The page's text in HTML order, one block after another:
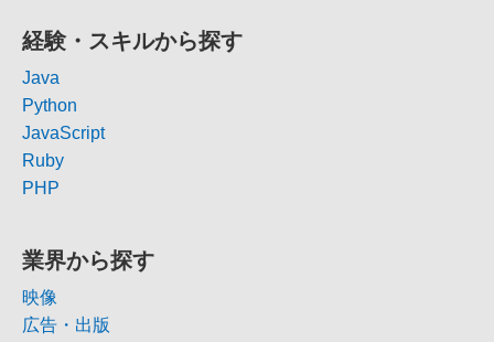
経験・スキルから探す
Java
Python
JavaScript
Ruby
PHP
業界から探す
映像
広告・出版